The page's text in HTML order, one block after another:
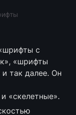
с
«шрифты
так далее. Он
«скелетные».